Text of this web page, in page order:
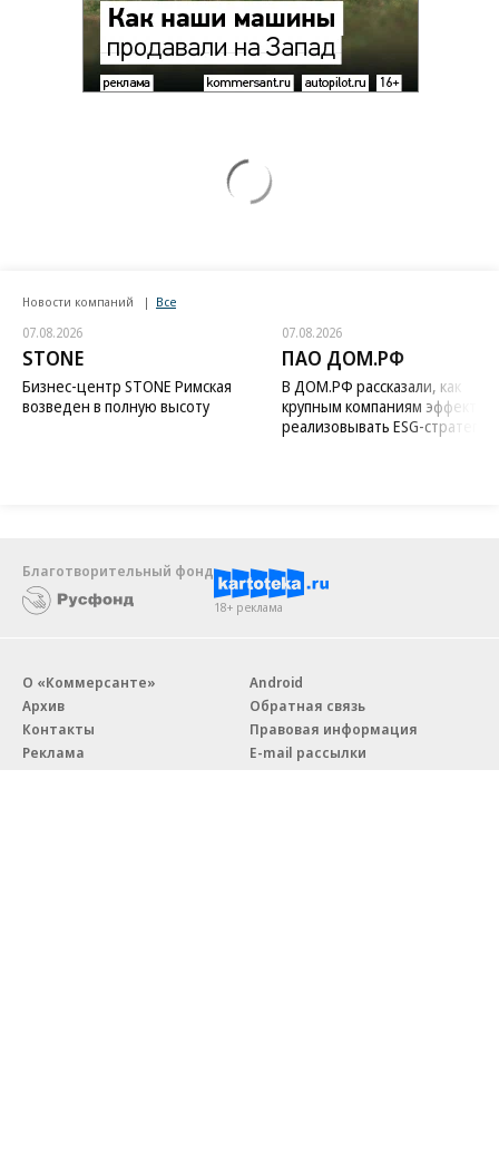
Новости компаний Все
07.08.2026
STONE
Бизнес-центр STONE Римская
возведен в полную высоту
07.08.2026
ПАО ДОМ.РФ
В ДОМ.РФ рассказали, как
крупным компаниям
реализовывать ESG-стратегию
Благотворительный фонд
18+ реклама
О «Коммерсанте»
Архив
Контакты
Реклама
Android
Обратная связь
Правовая информация
E-mail рассылки